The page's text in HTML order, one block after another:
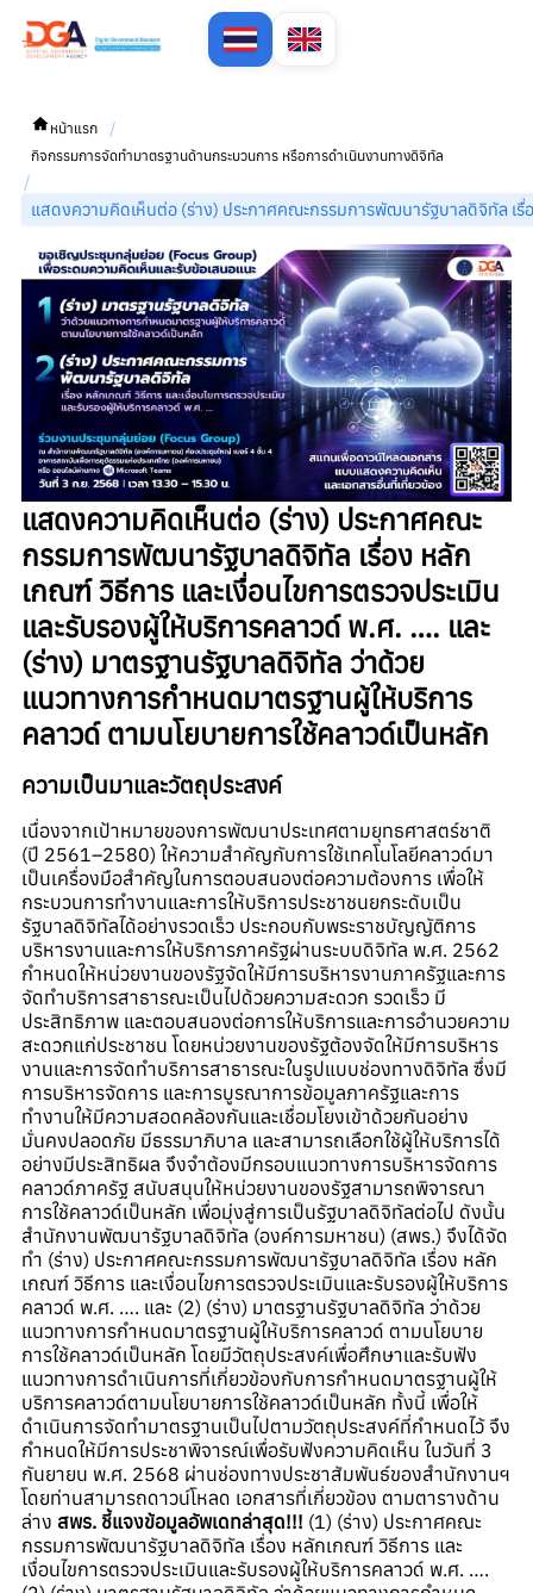
หน้าแรก /
กิจกรรมการจัดทำมาตรฐานด้านกระบวนการ หรือการดำเนินงานทางดิจิทัล
/
แสดงความคิดเห็นต่อ (ร่าง) ประกาศคณะกรรมการพัฒนารัฐบาลดิจิทัล เรื่
แสดงความคิดเห็นต่อ (ร่าง) ประกาศคณะ
กรรมการพัฒนารัฐบาลดิจิทัล เรื่อง หลัก
เกณฑ์ วิธีการ และเงื่อนไขการตรวจประเมิน
และรับรองผู้ให้บริการคลาวด์ พ.ศ. …. และ
(ร่าง) มาตรฐานรัฐบาลดิจิทัล ว่าด้วย
แนวทางการกําหนดมาตรฐานผู้ให้บริการ
คลาวด์ ตามนโยบายการใช้คลาวด์เป็นหลัก
ความเป็นมาและวัตถุประสงค์
เนื่องจากเป้าหมายของการพัฒนาประเทศตามยุทธศาสตร์ชาติ
(ปี 2561–2580) ให้ความสำคัญกับการใช้เทคโนโลยีคลาวด์มา
เป็นเครื่องมือสำคัญในการตอบสนองต่อความต้องการ เพื่อให้
กระบวนการทำงานและการให้บริการประชาชนยกระดับเป็น
รัฐบาลดิจิทัลได้อย่างรวดเร็ว ประกอบกับพระราชบัญญัติการ
บริหารงานและการให้บริการภาครัฐผ่านระบบดิจิทัล พ.ศ. 2562
กำหนดให้หน่วยงานของรัฐจัดให้มีการบริหารงานภาครัฐและการ
จัดทำบริการสาธารณะเป็นไปด้วยความสะดวก รวดเร็ว มี
ประสิทธิภาพ และตอบสนองต่อการให้บริการและการอำนวยความ
สะดวกแก่ประชาชน โดยหน่วยงานของรัฐต้องจัดให้มีการบริหาร
งานและการจัดทำบริการสาธารณะในรูปแบบช่องทางดิจิทัล ซึ่งมี
การบริหารจัดการ และการบูรณาการข้อมูลภาครัฐและการ
ทำงานให้มีความสอดคล้องกันและเชื่อมโยงเข้าด้วยกันอย่าง
มั่นคงปลอดภัย มีธรรมาภิบาล และสามารถเลือกใช้ผู้ให้บริการได้
อย่างมีประสิทธิผล จึงจำต้องมีกรอบแนวทางการบริหารจัดการ
คลาวด์ภาครัฐ สนับสนุนให้หน่วยงานของรัฐสามารถพิจารณา
การใช้คลาวด์เป็นหลัก เพื่อมุ่งสู่การเป็นรัฐบาลดิจิทัลต่อไป ดังนั้น
สำนักงานพัฒนารัฐบาลดิจิทัล (องค์การมหาชน) (สพร.) จึงได้จัด
ทำ (ร่าง) ประกาศคณะกรรมการพัฒนารัฐบาลดิจิทัล เรื่อง หลัก
เกณฑ์ วิธีการ และเงื่อนไขการตรวจประเมินและรับรองผู้ให้บริการ
คลาวด์ พ.ศ. …. และ (2) (ร่าง) มาตรฐานรัฐบาลดิจิทัล ว่าด้วย
แนวทางการกำหนดมาตรฐานผู้ให้บริการคลาวด์ ตามนโยบาย
การใช้คลาวด์เป็นหลัก โดยมีวัตถุประสงค์เพื่อศึกษาและรับฟัง
แนวทางการดำเนินการที่เกี่ยวข้องกับการกำหนดมาตรฐานผู้ให้
บริการคลาวด์ตามนโยบายการใช้คลาวด์เป็นหลัก ทั้งนี้ เพื่อให้
ดำเนินการจัดทำมาตรฐานเป็นไปตามวัตถุประสงค์ที่กำหนดไว้ จึง
กำหนดให้มีการประชาพิจารณ์เพื่อรับฟังความคิดเห็น ในวันที่ 3
กันยายน พ.ศ. 2568 ผ่านช่องทางประชาสัมพันธ์ของสำนักงานฯ
โดยท่านสามารถดาวน์โหลด เอกสารที่เกี่ยวข้อง ตามตารางด้าน
ล่าง สพร. ชี้แจงข้อมูลอัพเดทล่าสุด!!! (1) (ร่าง) ประกาศคณะ
กรรมการพัฒนารัฐบาลดิจิทัล เรื่อง หลักเกณฑ์ วิธีการ และ
เงื่อนไขการตรวจประเมินและรับรองผู้ให้บริการคลาวด์ พ.ศ. ….